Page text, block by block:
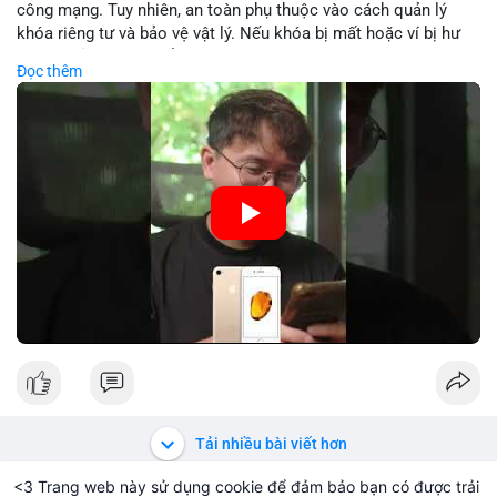
<3 Trang web này sử dụng cookie để đảm bảo bạn có được trải
nhận và tránh vào lệnh đòn bẩy quá mức trong 24 giờ tới. Quan
sát phản ứng giá tại vùng hỗ trợ $64,000 để đưa ra quyết định
#89btc #mempoolbitcoin #dongtiencavoi
#aplucban
#phantichonchain
công mạng. Tuy nhiên, an toàn phụ thuộc vào cách quản lý
khóa riêng tư và bảo vệ vật lý. Nếu khóa bị mất hoặc ví bị hư
nên kết hợp với biện pháp dự phòng như sao lưu khóa và chọn
nhà sản xuất uy tín.
🎥 Xem video trực tiếp tại:
Nguồn: 5 Phút Crypto
Đọc thêm
Tải nhiều bài viết hơn